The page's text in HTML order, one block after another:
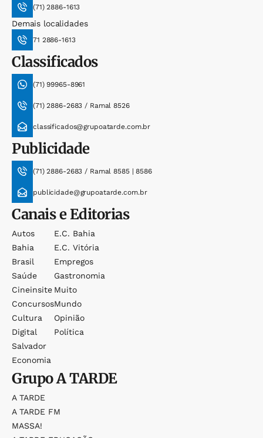
(71) 2886-1613
Demais localidades
71 2886-1613
Classificados
(71) 99965-8961
(71) 2886-2683 / Ramal 8526
classificados@grupoatarde.com.br
Publicidade
(71) 2886-2683 / Ramal 8585 | 8586
publicidade@grupoatarde.com.br
Canais e Editorias
Autos
Bahia
Brasil
Saúde
Cineinsite
Concursos
Cultura
Digital
Salvador
Economia
E.c. Bahia
E.c. Vitória
Empregos
Gastronomia
Muito
Mundo
Opinião
Política
GrupoA TARDE
A TARDE
A TARDE FM
MASSA!